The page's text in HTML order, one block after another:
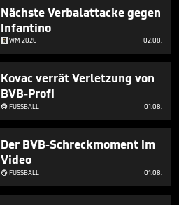
Nächste Verbalattacke gegen
Infantino
WM 2026 02.08.
Kovac verrät Verletzung von
BVB-Profi
FUSSBALL 01.08.
Der BVB-Schreckmoment im
Video
FUSSBALL 01.08.